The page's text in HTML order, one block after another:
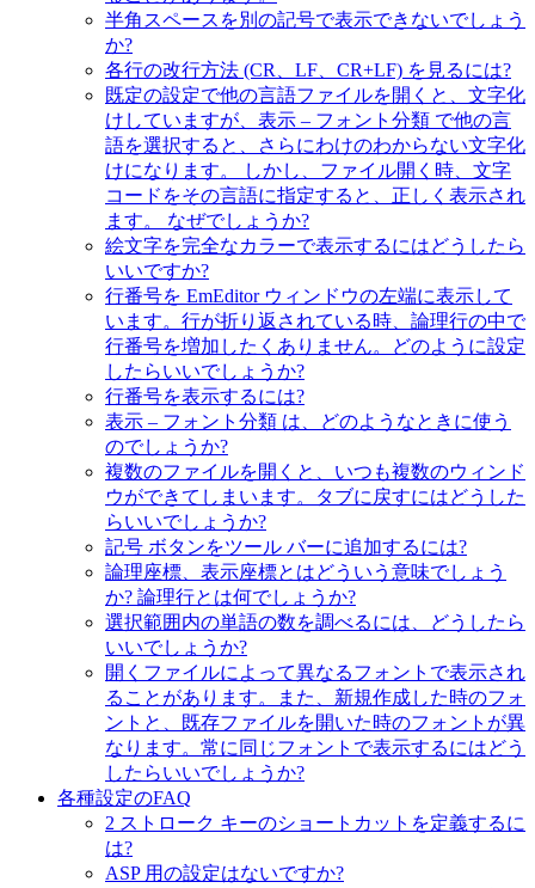
半角スペースを別の記号で表示できないでしょう
か?
各行の改行方法 (CR、LF、CR+LF) を見るには?
既定の設定で他の言語ファイルを開くと、文字化
けしていますが、表示 – フォント分類 で他の言
語を選択すると、さらにわけのわからない文字化
けになります。 しかし、ファイル開く時、文字
コードをその言語に指定すると、正しく表示され
ます。 なぜでしょうか?
絵文字を完全なカラーで表示するにはどうしたら
いいですか?
行番号を EmEditor ウィンドウの左端に表示して
います。行が折り返されている時、論理行の中で
行番号を増加したくありません。どのように設定
したらいいでしょうか?
行番号を表示するには?
表示 – フォント分類 は、どのようなときに使う
のでしょうか?
複数のファイルを開くと、いつも複数のウィンド
ウができてしまいます。タブに戻すにはどうした
らいいでしょうか?
記号 ボタンをツール バーに追加するには?
論理座標、表示座標とはどういう意味でしょう
か? 論理行とは何でしょうか?
選択範囲内の単語の数を調べるには、どうしたら
いいでしょうか?
開くファイルによって異なるフォントで表示され
ることがあります。また、新規作成した時のフォ
ントと、既存ファイルを開いた時のフォントが異
なります。常に同じフォントで表示するにはどう
したらいいでしょうか?
各種設定のFAQ
2 ストローク キーのショートカットを定義するに
は?
ASP 用の設定はないですか?